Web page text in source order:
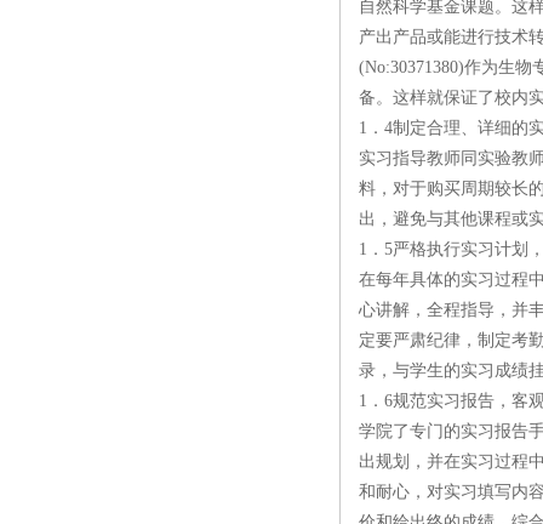
自然科学基金课题。这
产出产品或能进行技术
(No:30371380)作为生
备。这样就保证了校内
1．4制定合理、详细的
实习指导教师同实验教
料，对于购买周期较长
出，避免与其他课程或
1．5严格执行实习计划
在每年具体的实习过程
心讲解，全程指导，并
定要严肃纪律，制定考
录，与学生的实习成绩
1．6规范实习报告，客
学院了专门的实习报告
出规划，并在实习过程
和耐心，对实习填写内